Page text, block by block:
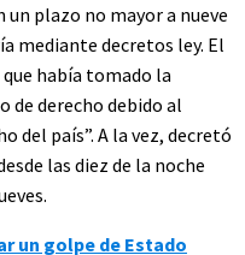
plazo no mayor a nueve
mediante decretos ley. El
había tomado la
de derecho debido al
del país”. A la vez, decretó
las diez de la noche
un golpe de Estado